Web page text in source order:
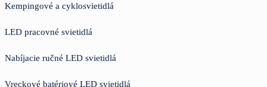
Kempingové a cyklosvietidlá
LED pracovné svietidlá
Nabíjacie ručné LED svietidlá
Vreckové batériové LED svietidlá